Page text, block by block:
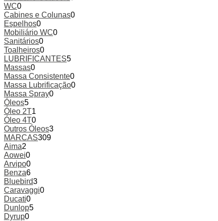
WC0
Cabines e Colunas0
Espelhos0
Mobiliário WC0
Sanitários0
Toalheiros0
LUBRIFICANTES5
Massas0
Massa Consistente0
Massa Lubrificação0
Massa Spray0
Óleos5
Óleo 2T1
Óleo 4T0
Outros Óleos3
MARCAS309
Aima2
Aowei0
Arvipo0
Benza6
Bluebird3
Caravaggi0
Ducati0
Dunlop5
Dyrup0